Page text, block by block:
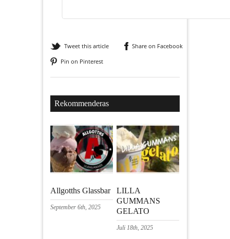
Tweet this article
Share on Facebook
Pin on Pinterest
Rekommenderas
Allgotths Glassbar
September 6th, 2025
LILLA
GUMMANS
GELATO
Juli 18th, 2025